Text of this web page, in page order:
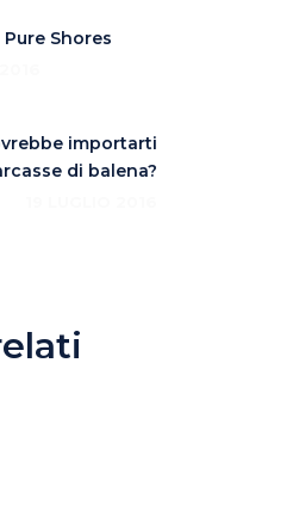
Shores
importarti
di balena?